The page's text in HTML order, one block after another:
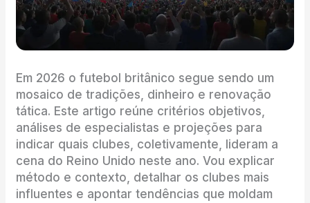
Em 2026 o futebol britânico segue sendo um
mosaico de tradições, dinheiro e renovação
tática. Este artigo reúne critérios objetivos,
análises de especialistas e projeções para
indicar quais clubes, coletivamente, lideram a
cena do Reino Unido neste ano. Vou explicar
método e contexto, detalhar os clubes mais
influentes e apontar tendências que moldam